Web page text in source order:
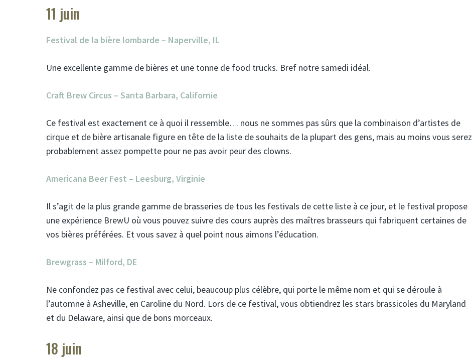
11 juin
Festival de la bière lombarde – Naperville, IL
Une excellente gamme de bières et une tonne de food trucks. Bref notre samedi idéal.
Craft Brew Circus – Santa Barbara, Californie
Ce festival est exactement ce à quoi il ressemble… nous ne sommes pas sûrs que la combinaison d’artistes de
cirque et de bière artisanale figure en tête de la liste de souhaits de la plupart des gens, mais au moins vous serez
probablement assez pompette pour ne pas avoir peur des clowns.
Americana Beer Fest – Leesburg, Virginie
Il s’agit de la plus grande gamme de brasseries de tous les festivals de cette liste à ce jour, et le festival propose
une expérience BrewU où vous pouvez suivre des cours auprès des maîtres brasseurs qui fabriquent certaines de
vos bières préférées. Et vous savez à quel point nous aimons l’éducation.
Brewgrass – Milford, DE
Ne confondez pas ce festival avec celui, beaucoup plus célèbre, qui porte le même nom et qui se déroule à
l’automne à Asheville, en Caroline du Nord. Lors de ce festival, vous obtiendrez les stars brassicoles du Maryland
et du Delaware, ainsi que de bons morceaux.
18 juin